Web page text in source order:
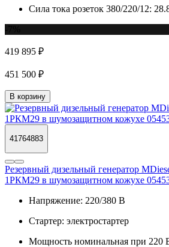
Сила тока розеток 380/220/12:
419 895 ₽
451 500 ₽
В корзину
41764883
Резервный дизельный генератор
1РКМ29 в шумозащитном кожухе
Напряжение: 220/380 В
Стартер: электростартер
Мощность номинальная при 220